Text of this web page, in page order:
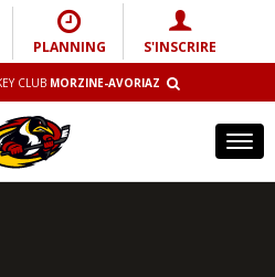
PLANNING S'INSCRIRE
CLUB MORZINE-AVORIAZ